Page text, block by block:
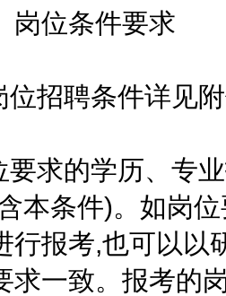
位条件要求
招聘条件详见附
的学历、专业
本条件)。如岗
行报考,也可以以
求一致。报考的